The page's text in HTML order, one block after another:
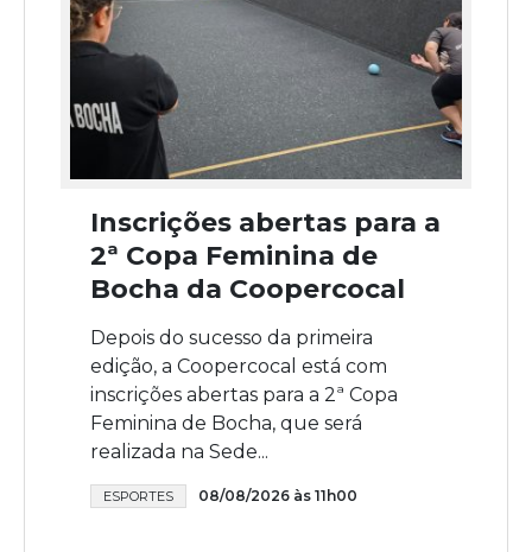
Inscrições abertas para a
2ª Copa Feminina de
Bocha da Coopercocal
Depois do sucesso da primeira
edição, a Coopercocal está com
inscrições abertas para a 2ª Copa
Feminina de Bocha, que será
realizada na Sede...
ESPORTES 08/08/2026 às 11h00